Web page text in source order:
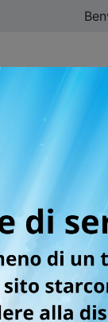
DIGISTAR